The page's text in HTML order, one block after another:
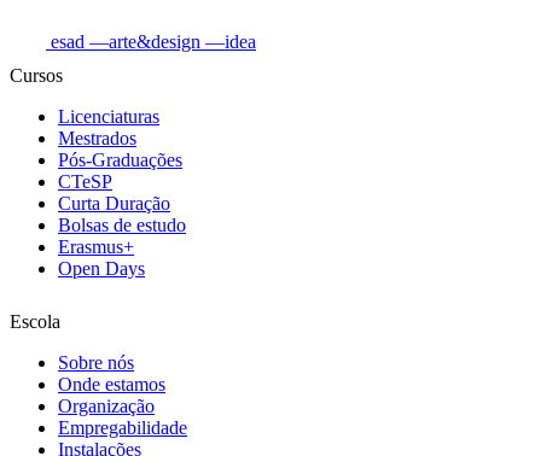
esad —arte&design —idea
Cursos
Licenciaturas
Mestrados
Pós-Graduações
CTeSP
Curta Duração
Bolsas de estudo
Erasmus+
Open Days
Escola
Sobre nós
Onde estamos
Organização
Empregabilidade
Instalações